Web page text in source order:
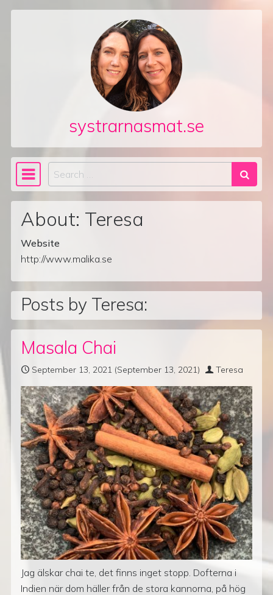
systrarnasmat.se
Main Navigation
Search
About: Teresa
Website
http://www.malika.se
Posts by Teresa:
Masala Chai
September 13, 2021 (September 13, 2021) Teresa
Jag älskar chai te, det finns inget stopp. Dofterna i
Indien när dom häller från de stora kannorna, på hög